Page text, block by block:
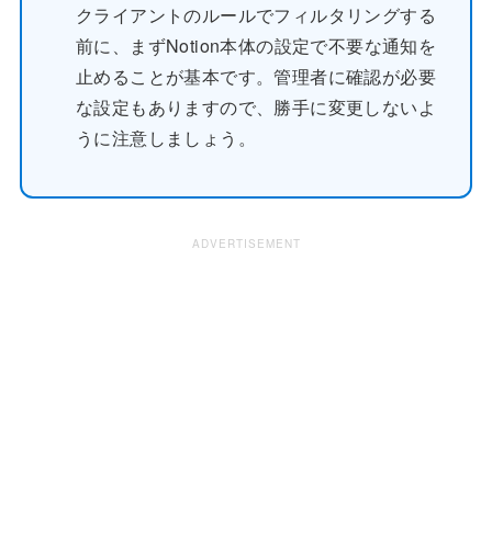
クライアントのルールでフィルタリングする
前に、まずNotion本体の設定で不要な通知を
止めることが基本です。管理者に確認が必要
な設定もありますので、勝手に変更しないよ
うに注意しましょう。
ADVERTISEMENT